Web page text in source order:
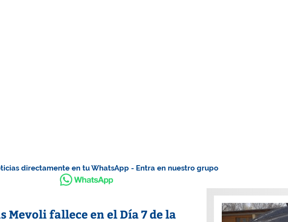
directamente en tu WhatsApp - Entra en nuestro grupo
Mevoli fallece en el Día 7 de la